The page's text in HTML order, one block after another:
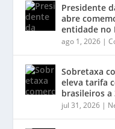
Presidente
abre
entidade no
ago 1, 2026 |
Sobretaxa
eleva tarifa
brasileiros a
jul 31, 2026 |